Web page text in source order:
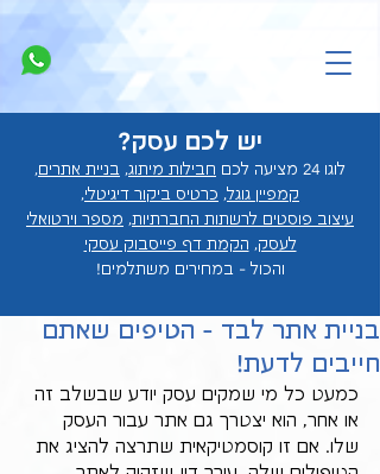
יש לכם עסק?
לוגו 24 מציעה לכם חבילות מיתוג, בניית אתרים,
קמפיין גוגל, כרטיס ביקור דיגיטלי,
עיצוב פוסטים לרשתות החברתיות, מספר וירטואלי
לעסק, הקמת דף פייסבוק עסקי
והכול - במחירים משתלמים!
בניית אתר לבד - הטיפים שאתם
חייבים לדעת!
כמעט כל מי שמקים עסק יודע שבשלב זה
או אחר, הוא יצטרך גם אתר עבור העסק
שלו. אם זו קוסמטיקאית שתרצה להציג את